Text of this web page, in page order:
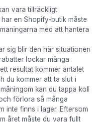
vara tillräckligt
en Shopify-butik måste
med att hantera
sig blir den här situationen
lockar många
resultat kommer antalet
du kommer att ta slut i
kan du tappa koll
förlora så många
inte finns i lager. Eftersom
året måste du vara fullt